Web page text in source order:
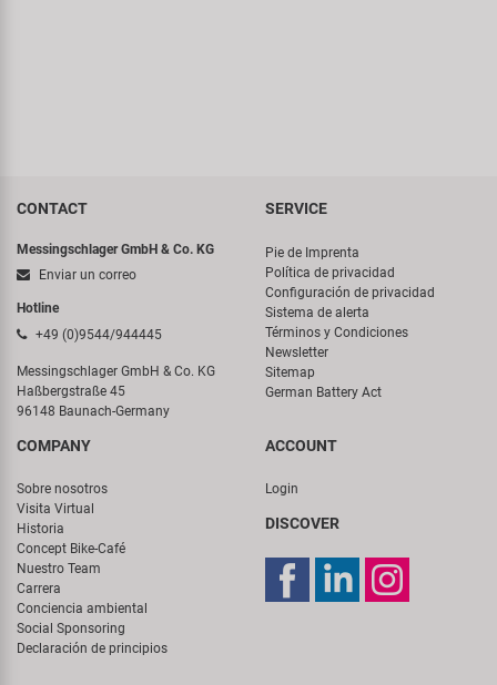
CONTACT
Messingschlager GmbH & Co. KG
Enviar un correo
Hotline
+49 (0)9544/944445
Messingschlager GmbH & Co. KG
Haßbergstraße 45
96148 Baunach-Germany
SERVICE
Pie de Imprenta
Política de privacidad
Configuración de privacidad
Sistema de alerta
Términos y Condiciones
Newsletter
Sitemap
German Battery Act
COMPANY
Sobre nosotros
Visita Virtual
Historia
Concept Bike-Café
Nuestro Team
Carrera
Conciencia ambiental
Social Sponsoring
Declaración de principios
ACCOUNT
Login
DISCOVER